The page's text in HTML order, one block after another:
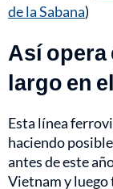
de la Sabana)
Así opera
largo en
Esta línea
haciendo
antes de este
Vietnam y luego